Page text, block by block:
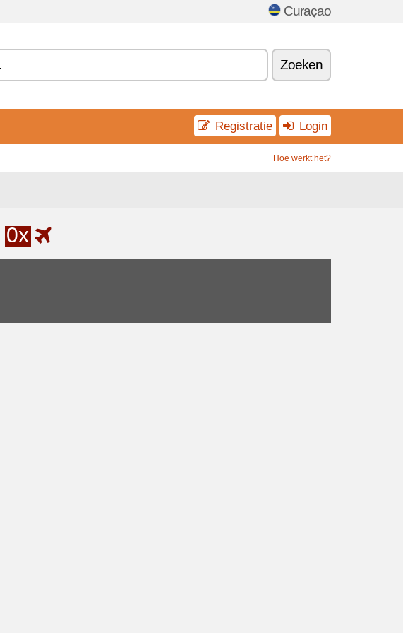
Curaçao
Zoeken
Registratie Login
Hoe werkt het?
0x